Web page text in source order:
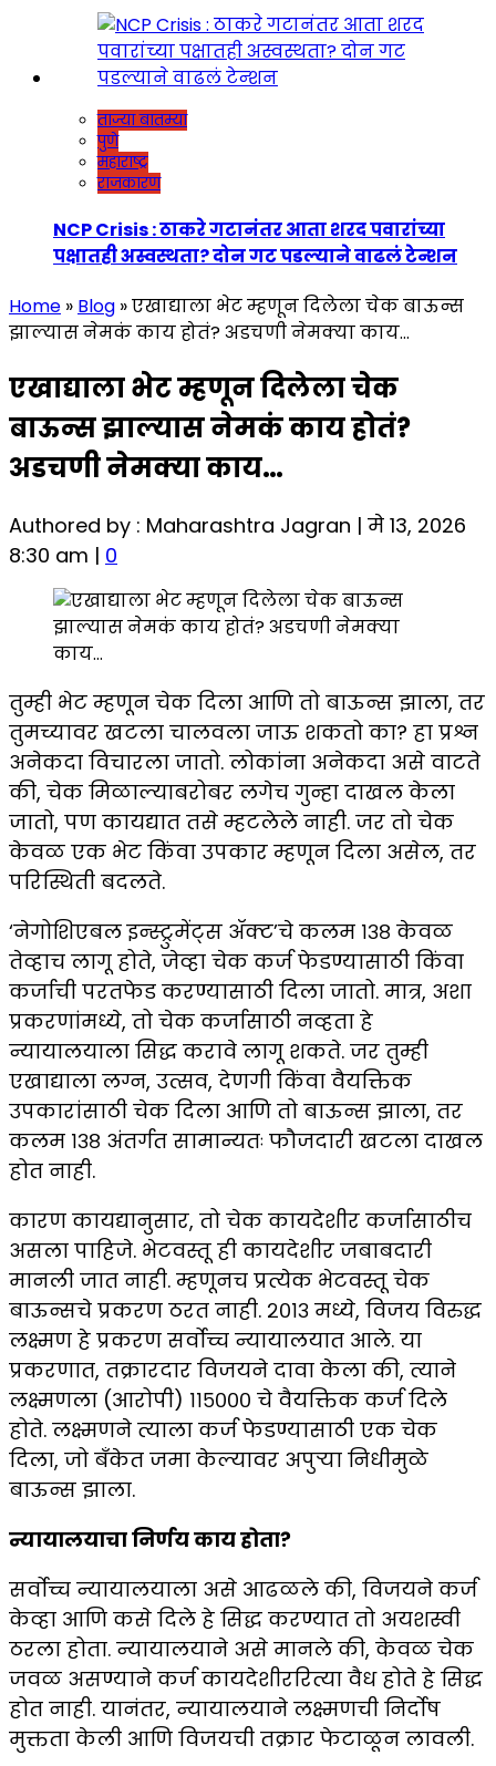
ताज्या बातम्या
पुणे
महाराष्ट्र
राजकारण
NCP Crisis : ठाकरे गटानंतर आता शरद पवारांच्या
पक्षातही अस्वस्थता? दोन गट पडल्याने वाढलं टेन्शन
Home » Blog »एखाद्याला भेट म्हणून दिलेला चेक बाऊन्स
झाल्यास नेमकं काय होतं? अडचणी नेमक्या काय…
एखाद्याला भेट म्हणून दिलेला चेक
बाऊन्स झाल्यास नेमकं काय होतं?
अडचणी नेमक्या काय…
Authored by : Maharashtra Jagran | मे 13, 2026
8:30 am | 0
तुम्ही भेट म्हणून चेक दिला आणि तो बाऊन्स झाला, तर
तुमच्यावर खटला चालवला जाऊ शकतो का? हा प्रश्न
अनेकदा विचारला जातो. लोकांना अनेकदा असे वाटते
की, चेक मिळाल्याबरोबर लगेच गुन्हा दाखल केला
जातो, पण कायद्यात तसे म्हटलेले नाही. जर तो चेक
केवळ एक भेट किंवा उपकार म्हणून दिला असेल, तर
परिस्थिती बदलते.
‘नेगोशिएबल इन्स्ट्रुमेंट्स ॲक्ट’चे कलम १३८ केवळ
तेव्हाच लागू होते, जेव्हा चेक कर्ज फेडण्यासाठी किंवा
कर्जाची परतफेड करण्यासाठी दिला जातो. मात्र, अशा
प्रकरणांमध्ये, तो चेक कर्जासाठी नव्हता हे
न्यायालयाला सिद्ध करावे लागू शकते. जर तुम्ही
एखाद्याला लग्न, उत्सव, देणगी किंवा वैयक्तिक
उपकारांसाठी चेक दिला आणि तो बाऊन्स झाला, तर
कलम १३८ अंतर्गत सामान्यतः फौजदारी खटला दाखल
होत नाही.
कारण कायद्यानुसार, तो चेक कायदेशीर कर्जासाठीच
असला पाहिजे. भेटवस्तू ही कायदेशीर जबाबदारी
मानली जात नाही. म्हणूनच प्रत्येक भेटवस्तू चेक
बाऊन्सचे प्रकरण ठरत नाही. २०१३ मध्ये, विजय विरुद्ध
लक्ष्मण हे प्रकरण सर्वोच्च न्यायालयात आले. या
प्रकरणात, तक्रारदार विजयने दावा केला की, त्याने
लक्ष्मणला (आरोपी) ₹११५००० चे वैयक्तिक कर्ज दिले
होते. लक्ष्मणने त्याला कर्ज फेडण्यासाठी एक चेक
दिला, जो बँकेत जमा केल्यावर अपुऱ्या निधीमुळे
बाऊन्स झाला.
न्यायालयाचा निर्णय काय होता?
सर्वोच्च न्यायालयाला असे आढळले की, विजयने कर्ज
केव्हा आणि कसे दिले हे सिद्ध करण्यात तो अयशस्वी
ठरला होता. न्यायालयाने असे मानले की, केवळ चेक
जवळ असण्याने कर्ज कायदेशीररित्या वैध होते हे सिद्ध
होत नाही. यानंतर, न्यायालयाने लक्ष्मणची निर्दोष
मुक्तता केली आणि विजयची तक्रार फेटाळून लावली.